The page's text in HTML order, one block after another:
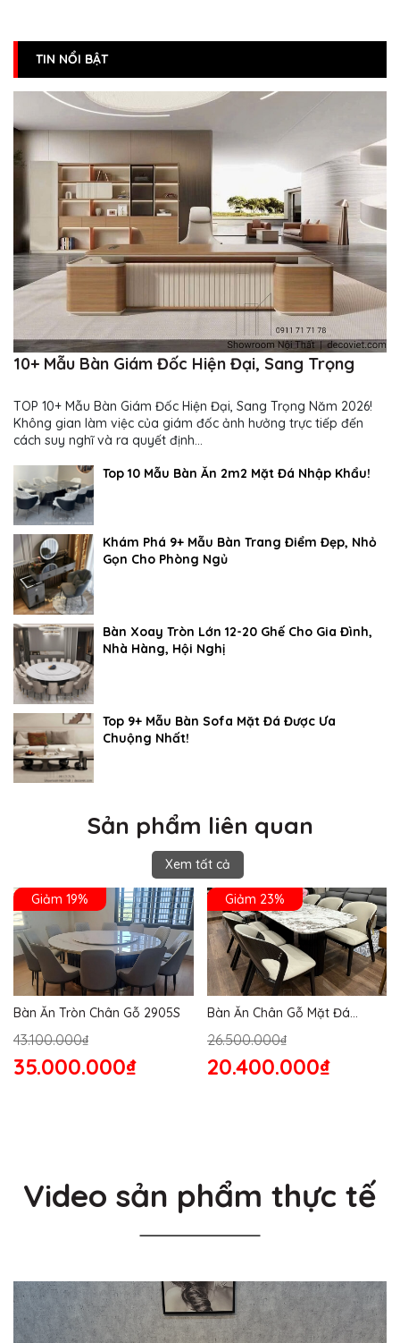
TIN NỔI BẬT
10+ Mẫu Bàn Giám Đốc Hiện Đại, Sang Trọng
TOP 10+ Mẫu Bàn Giám Đốc Hiện Đại, Sang Trọng Năm 2026!
Không gian làm việc của giám đốc ảnh hưởng trực tiếp đến
cách suy nghĩ và ra quyết định...
Top 10 Mẫu Bàn Ăn 2m2 Mặt Đá Nhập Khẩu!
Khám Phá 9+ Mẫu Bàn Trang Điểm Đẹp, Nhỏ
Gọn Cho Phòng Ngủ
Bàn Xoay Tròn Lớn 12-20 Ghế Cho Gia Đình,
Nhà Hàng, Hội Nghị
Top 9+ Mẫu Bàn Sofa Mặt Đá Được Ưa
Chuộng Nhất!
Sản phẩm liên quan
Xem tất cả
Giảm 19%
Bàn Ăn Tròn Chân Gỗ 2905S
43.100.000₫
35.000.000₫
Giảm 23%
Bàn Ăn Chân Gỗ Mặt Đá
26.500.000₫
20.400.000₫
Video sản phẩm thực tế